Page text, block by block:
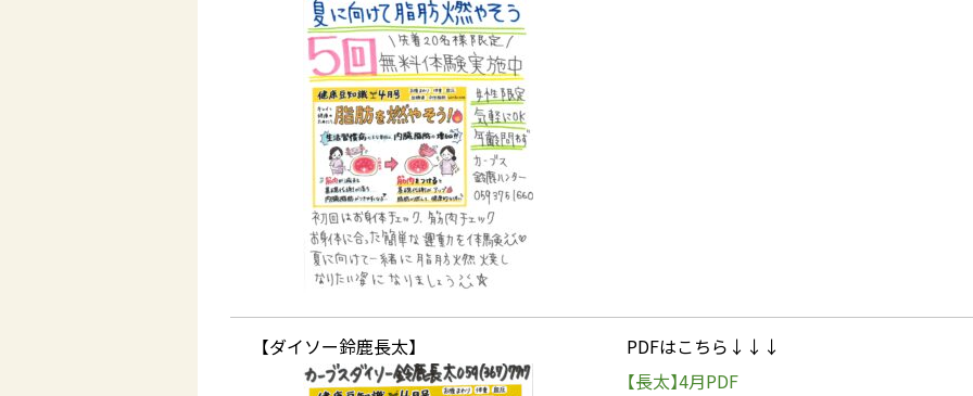
【ダイソー鈴鹿長太】
PDFはこちら↓↓↓
【長太】4月PDF